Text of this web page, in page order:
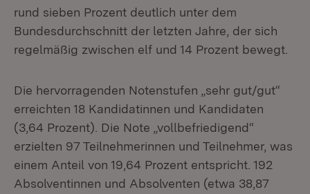
rund sieben Prozent deutlich unter dem
Bundesdurchschnitt der letzten Jahre, der sich
regelmäßig zwischen elf und 14 Prozent bewegt.
Die hervorragenden Notenstufen „sehr gut/gut“
erreichten 18 Kandidatinnen und Kandidaten
(3,64 Prozent). Die Note „vollbefriedigend“
erzielten 97 Teilnehmerinnen und Teilnehmer, was
einem Anteil von 19,64 Prozent entspricht. 192
Absolventinnen und Absolventen (etwa 38,87